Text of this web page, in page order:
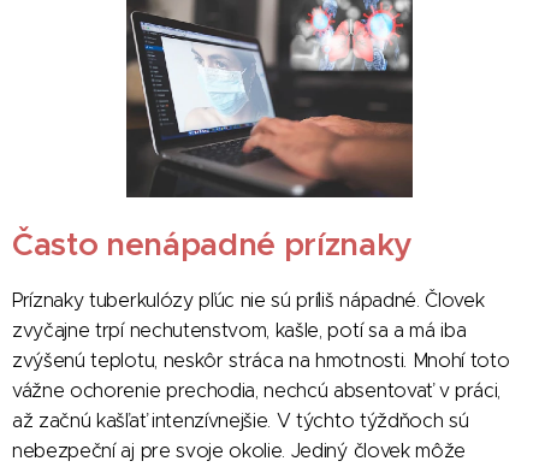
Často nenápadné príznaky
Príznaky tuberkulózy pľúc nie sú príliš nápadné. Človek
zvyčajne trpí nechutenstvom, kašle, potí sa a má iba
zvýšenú teplotu, neskôr stráca na hmotnosti. Mnohí toto
vážne ochorenie prechodia, nechcú absentovať v práci,
až začnú kašľať intenzívnejšie. V týchto týždňoch sú
nebezpeční aj pre svoje okolie. Jediný človek môže